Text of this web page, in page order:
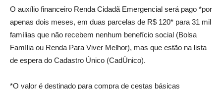
O auxílio financeiro Renda Cidadã Emergencial será pago *por
apenas dois meses, em duas parcelas de R$ 120* para 31 mil
famílias que não recebem nenhum benefício social (Bolsa
Família ou Renda Para Viver Melhor), mas que estão na lista
de espera do Cadastro Único (CadÙnico).
*O valor é destinado para compra de cestas básicas